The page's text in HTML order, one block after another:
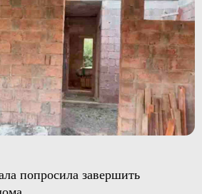
попросила завершить